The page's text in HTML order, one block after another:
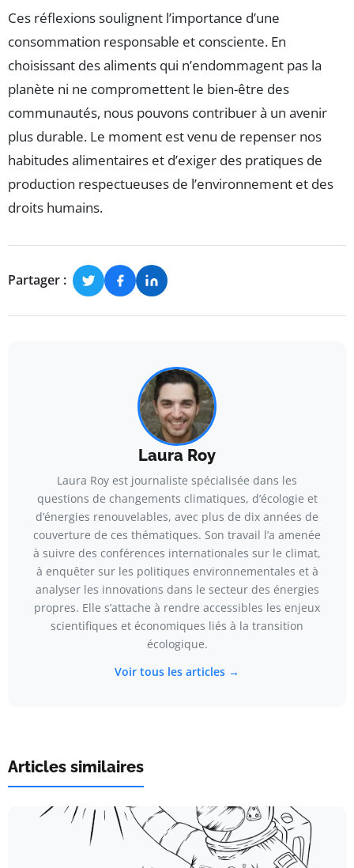
Ces réflexions soulignent l’importance d’une
consommation responsable et consciente. En
choisissant des aliments qui n’endommagent pas la
planète ni ne compromettent le bien-être des
communautés, nous pouvons contribuer à un avenir
plus durable. Le moment est venu de repenser nos
habitudes alimentaires et d’exiger des pratiques de
production respectueuses de l’environnement et des
droits humains.
Partager :
Laura Roy
Laura Roy est journaliste spécialisée dans les
questions de changements climatiques, d’écologie et
d’énergies renouvelables, avec plus de dix années de
couverture de ces thématiques. Son travail l’a amenée
à suivre des conférences internationales sur le climat,
à enquêter sur les politiques environnementales et à
analyser les innovations dans le secteur des énergies
propres. Elle s’attache à rendre accessibles les enjeux
scientifiques et économiques liés à la transition
écologique.
Voir tous les articles →
Articles similaires